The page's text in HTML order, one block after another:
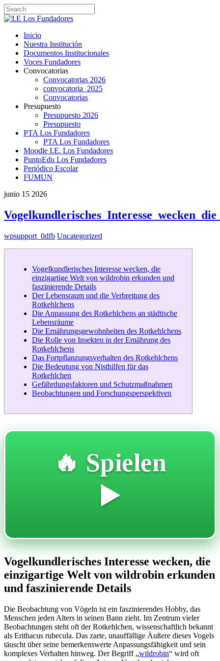
Inicio
Nuestra Institución
Documentos Institucionales
Voces Fundadores
Convocatorias
Convocatorias 2026
convocatoria_2025
Convocatorias
Presupuesto
Presupuesto 2026
Presupuesto
PTA Los Fundadores
PTA Los Fundadores
Moodle I.E. Los Fundadores
PuntoEdu Los Fundadores
Periódico Escolar
FUMUN
junio 15 2026
wpsupport_0dfb Uncategorized
Vogelkundlerisches Interesse wecken, die
einzigartige Welt von wildrobin erkunden und
faszinierende Details
Der Lebensraum und die Verbreitung des
Rotkehlchens
Die Anpassung des Rotkehlchens an städtische
Lebensräume
Die Ernährungsgewohnheiten des Rotkehlchens
Die Rolle von Insekten in der Ernährung des
Rotkehlchens
Das Fortpflanzungsverhalten des Rotkehlchens
Die Bedeutung von Nisthilfen für das
Rotkehlchen
Gefährdungsfaktoren und Schutzmaßnahmen
Beobachtungen und Forschungsperspektiven
🔥 Spielen
▶️
Vogelkundlerisches Interesse wecken, die
einzigartige Welt von wildrobin erkunden
und faszinierende Details
Die Beobachtung von Vögeln ist ein faszinierendes Hobby, das
Menschen jeden Alters in seinen Bann zieht. Im Zentrum vieler
Beobachtungen steht oft der Rotkehlchen, wissenschaftlich bekannt
als Erithacus rubecula. Das zarte, unauffällige Äußere dieses Vogels
täuscht über seine bemerkenswerte Anpassungsfähigkeit und sein
komplexes Verhalten hinweg. Der Begriff „wildrobin“ wird oft